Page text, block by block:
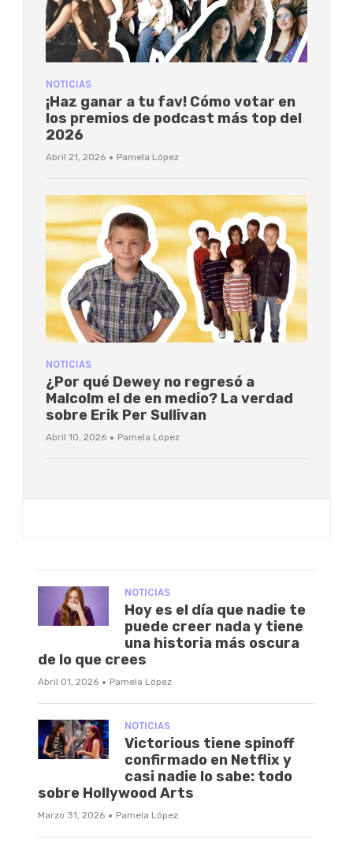
NOTICIAS
¡Haz ganar a tu fav! Cómo votar en
los premios de podcast más top del
2026
Abril 21, 2026 · Pamela López
NOTICIAS
¿Por qué Dewey no regresó a
Malcolm el de en medio? La verdad
sobre Erik Per Sullivan
Abril 10, 2026 · Pamela López
NOTICIAS
Hoy es el día que nadie te
puede creer nada y tiene
una historia más oscura
de lo que crees
Abril 01, 2026 · Pamela López
NOTICIAS
Victorious tiene spinoff
confirmado en Netflix y
casi nadie lo sabe: todo
sobre Hollywood Arts
Marzo 31, 2026 · Pamela López